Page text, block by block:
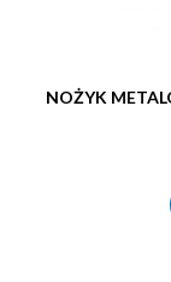
NOŻYK METALOWY 99E OSTRZE CHOWANE 3 OSTRZA